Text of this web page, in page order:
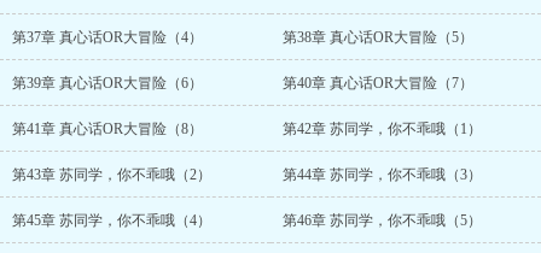
第37章 真心话OR大冒险（4） 第38章 真心话OR大冒险（5）
第39章 真心话OR大冒险（6） 第40章 真心话OR大冒险（7）
第41章 真心话OR大冒险（8） 第42章 苏同学，你不乖哦（1）
第43章 苏同学，你不乖哦（2） 第44章 苏同学，你不乖哦（3）
第45章 苏同学，你不乖哦（4） 第46章 苏同学，你不乖哦（5）